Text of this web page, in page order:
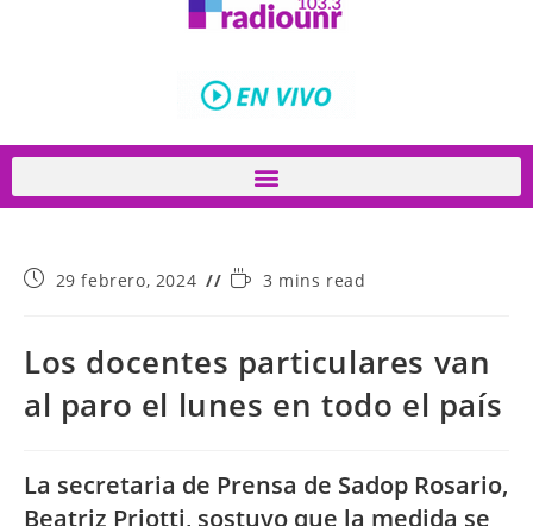
29 febrero, 2024 3 mins read
Los docentes particulares van
al paro el lunes en todo el país
La secretaria de Prensa de Sadop Rosario,
Beatriz Priotti, sostuvo que la medida se